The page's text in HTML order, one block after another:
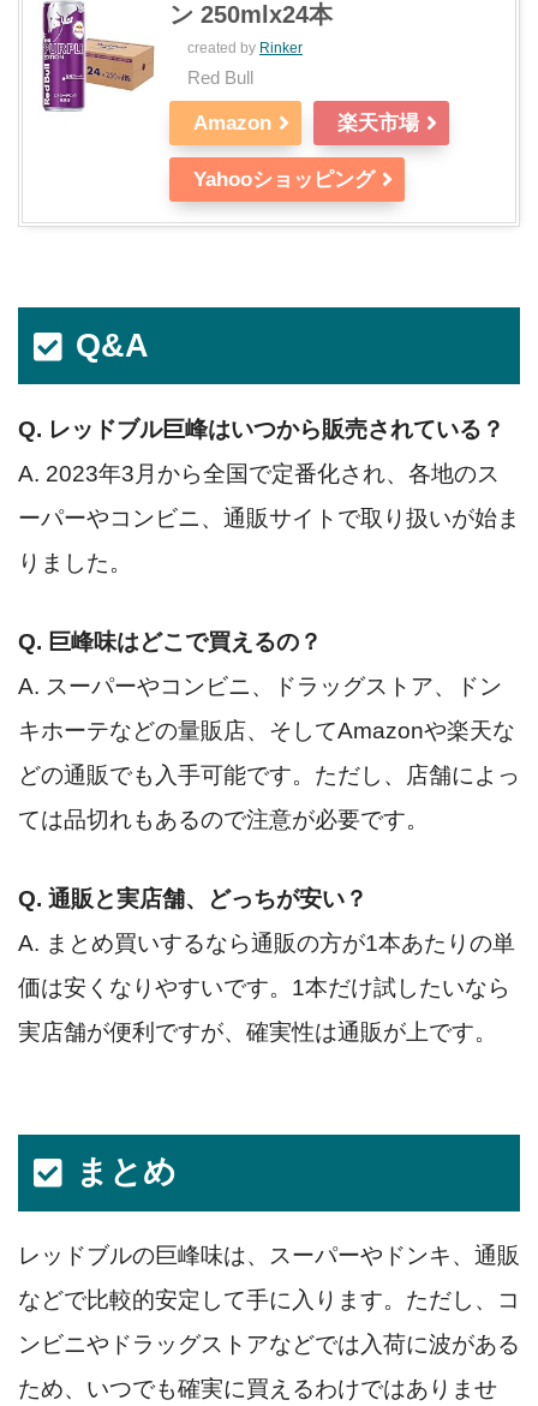
ン 250mlx24本
created by Rinker
Red Bull
Amazon 楽天市場
Yahooショッピング
Q&A
Q. レッドブル巨峰はいつから販売されている？
A. 2023年3月から全国で定番化され、各地のス
ーパーやコンビニ、通販サイトで取り扱いが始ま
りました。
Q. 巨峰味はどこで買えるの？
A. スーパーやコンビニ、ドラッグストア、ドン
キホーテなどの量販店、そしてAmazonや楽天な
どの通販でも入手可能です。ただし、店舗によっ
ては品切れもあるので注意が必要です。
Q. 通販と実店舗、どっちが安い？
A. まとめ買いするなら通販の方が1本あたりの単
価は安くなりやすいです。1本だけ試したいなら
実店舗が便利ですが、確実性は通販が上です。
まとめ
レッドブルの巨峰味は、スーパーやドンキ、通販
などで比較的安定して手に入ります。ただし、コ
ンビニやドラッグストアなどでは入荷に波がある
ため、いつでも確実に買えるわけではありませ